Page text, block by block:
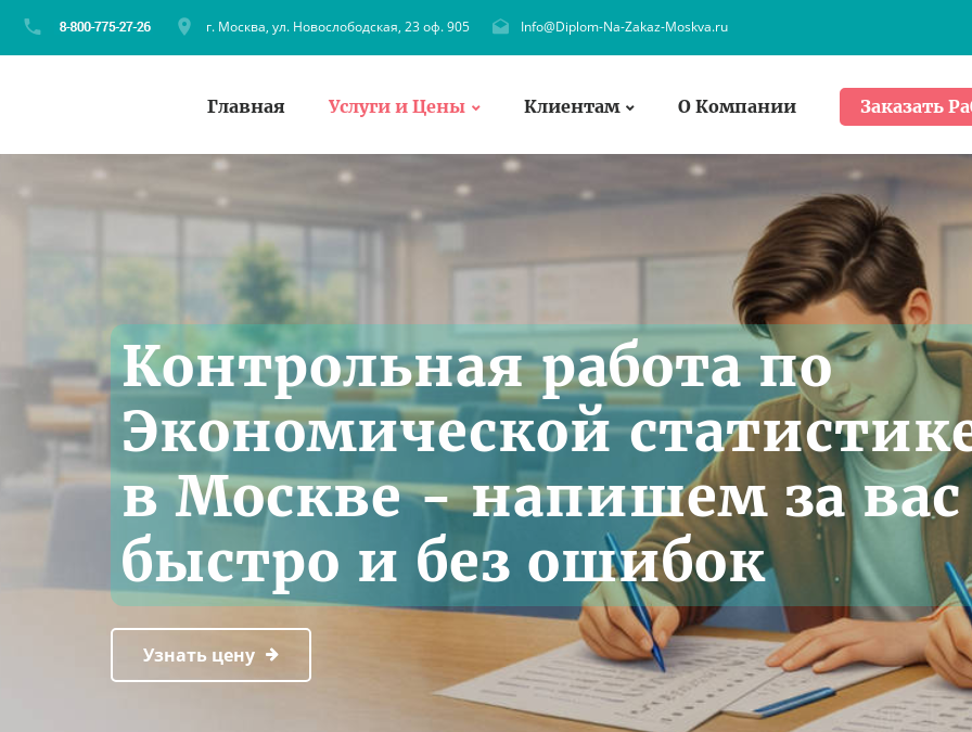
г. Москва, ул. Новослободская, 23 оф. 905 Info@Diplom-Na-Zakaz-Moskva.ru
Главная Услуги и Цены Клиентам О Компании Заказать
Контрольная работа по
Экономической
в Москве - напишем за вас
быстро и без ошибок
Узнать цену